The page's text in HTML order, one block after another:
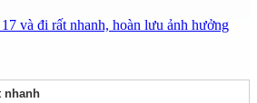
và đi rất nhanh, hoàn lưu ảnh hưởng
nhanh